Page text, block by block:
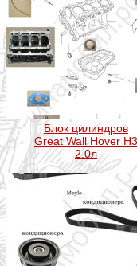
Блок цилиндров
Great Wall Hover H3
2.0л